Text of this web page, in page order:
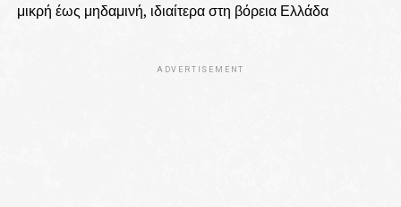
μικρή έως μηδαμινή, ιδιαίτερα στη βόρεια Ελλάδα
ADVERTISEMENT